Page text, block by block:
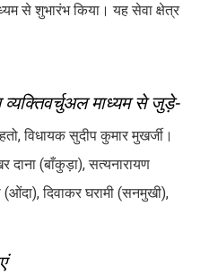
से शुभारंभ किया। यह सेवा क्षेत्र
माध्यम से जुड़े-
विधायक सुदीप कुमार मुखर्जी।
दाना (बाँकुड़ा), सत्यनारायण
दिवाकर घरामी (सनमुखी),